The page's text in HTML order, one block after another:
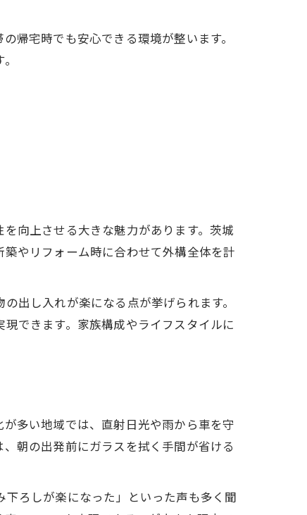
帰宅時でも安心できる環境が整います。
向上させる大きな魅力があります。茨城
やリフォーム時に合わせて外構全体を計
出し入れが楽になる点が挙げられます。
できます。家族構成やライフスタイルに
多い地域では、直射日光や雨から車を守
朝の出発前にガラスを拭く手間が省ける
ろしが楽になった」といった声も多く聞